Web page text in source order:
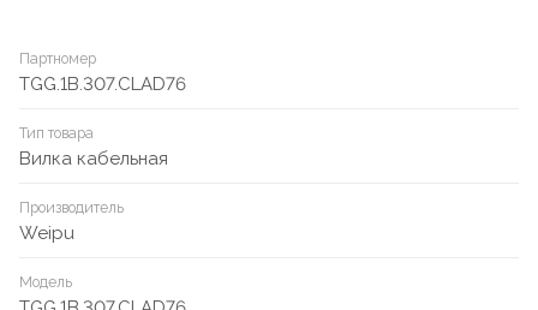
Партномер
TGG.1B.307.CLAD76
Тип товара
Вилка кабельная
Производитель
Weipu
Модель